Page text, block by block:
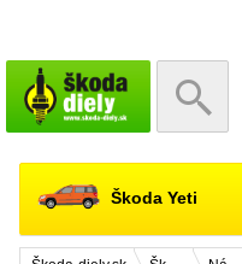
Škoda Yeti